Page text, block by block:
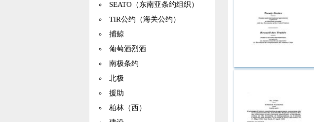
SEATO（东南亚条约组织）
TIR公约（海关公约）
捕鲸
葡萄酒烈酒
南极条约
北极
援助
柏林（西）